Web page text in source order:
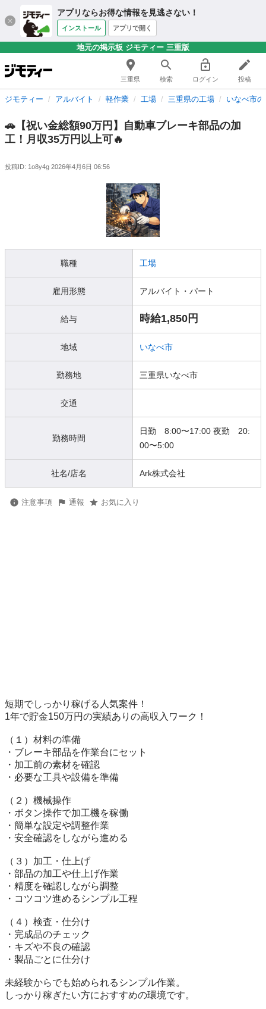
アプリならお得な情報を見逃さない！
インストール アプリで開く
地元の掲示板 ジモティー 三重版
三重県 検索 ログイン 投稿
ジモティー アルバイト 軽作業 工場 三重県の工場 いなべ市
🚗【祝い金総額90万円】自動車ブレーキ部品の加
工！月収35万円以上可🔥
投稿ID: 1o8y4g 2026年4月6日 06:56
職種 工場
雇用形態 アルバイト・パート
給与 時給1,850円
地域 いなべ市
勤務地 三重県いなべ市
交通
勤務時間
日勤 8:00〜17:00 夜勤 20:
00〜5:00
社名/店名 Ark株式会社
注意事項 通報 お気に入り
短期でしっかり稼げる人気案件！
1年で貯金150万円の実績ありの高収入ワーク！
（１）材料の準備
・ブレーキ部品を作業台にセット
・加工前の素材を確認
・必要な工具や設備を準備
（２）機械操作
・ボタン操作で加工機を稼働
・簡単な設定や調整作業
・安全確認をしながら進める
（３）加工・仕上げ
・部品の加工や仕上げ作業
・精度を確認しながら調整
・コツコツ進めるシンプル工程
（４）検査・仕分け
・完成品のチェック
・キズや不良の確認
・製品ごとに仕分け
未経験からでも始められるシンプル作業。
しっかり稼ぎたい方におすすめの環境です。